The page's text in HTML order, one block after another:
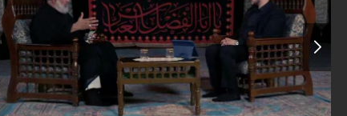
لا تقتصر زيارة الإمام الحسين (عليه السلام) على أداء شعيرةٍ إيمانية، بل تحمل في
طياتها ثوابًا عظيمًا وآثارًا مباركة تنعكس على حياة الزائر. فما هي النعم...